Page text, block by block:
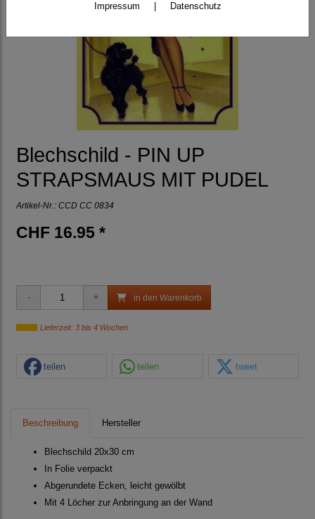
Blechschild - PIN UP
STRAPSMAUS MIT PUDEL
Artikel-Nr.: CCD CC 0834
CHF 16.95 *
in den Warenkorb
Lieferzeit: 3 bis 4 Wochen
teilen teilen tweet
Beschreibung Hersteller
Blechschild 20x30 cm
In Folie verpackt
Abgerundete Ecken, leicht gewölbt
Mit 4 Löcher zur Anbringung an der Wand
Impressum Datenschutz